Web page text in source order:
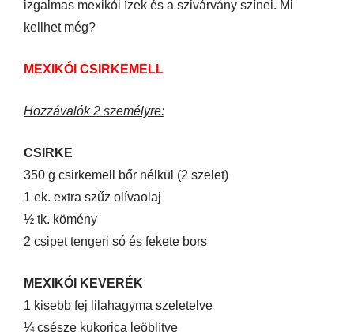
izgalmas mexikói ízek és a szivárvány színei. Mi
kellhet még?
MEXIKÓI CSIRKEMELL
Hozzávalók 2 személyre:
CSIRKE
350 g csirkemell bőr nélkül (2 szelet)
1 ek. extra szűz olívaolaj
½ tk. kömény
2 csipet tengeri só és fekete bors
MEXIKÓI KEVERÉK
1 kisebb fej lilahagyma szeletelve
¼ csésze kukorica leöblítve